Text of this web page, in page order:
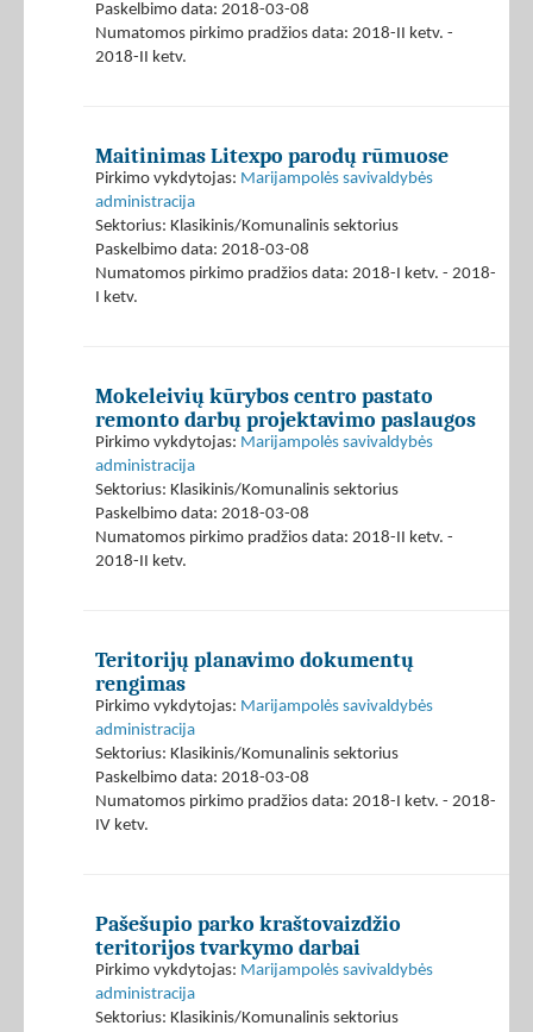
Paskelbimo data: 2018-03-08
Numatomos pirkimo pradžios data: 2018-II ketv. -
2018-II ketv.
Maitinimas Litexpo parodų rūmuose
Pirkimo vykdytojas: Marijampolės savivaldybės
administracija
Sektorius: Klasikinis/Komunalinis sektorius
Paskelbimo data: 2018-03-08
Numatomos pirkimo pradžios data: 2018-I ketv. - 2018-
I ketv.
Mokeleivių kūrybos centro pastato
remonto darbų projektavimo paslaugos
Pirkimo vykdytojas: Marijampolės savivaldybės
administracija
Sektorius: Klasikinis/Komunalinis sektorius
Paskelbimo data: 2018-03-08
Numatomos pirkimo pradžios data: 2018-II ketv. -
2018-II ketv.
Teritorijų planavimo dokumentų
rengimas
Pirkimo vykdytojas: Marijampolės savivaldybės
administracija
Sektorius: Klasikinis/Komunalinis sektorius
Paskelbimo data: 2018-03-08
Numatomos pirkimo pradžios data: 2018-I ketv. - 2018-
IV ketv.
Pašešupio parko kraštovaizdžio
teritorijos tvarkymo darbai
Pirkimo vykdytojas: Marijampolės savivaldybės
administracija
Sektorius: Klasikinis/Komunalinis sektorius